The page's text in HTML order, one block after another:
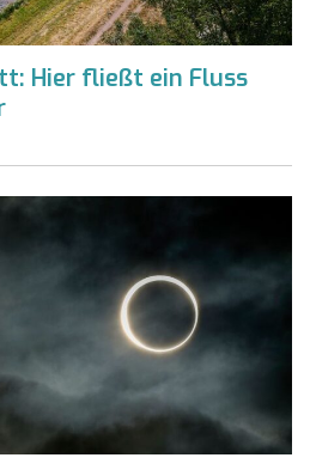
Hier fließt ein Fluss